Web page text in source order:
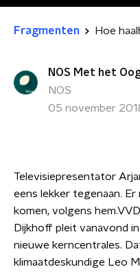
Fragmenten
NOS Met het
NOS
05 november
Televisiepresentator
eens lekker tegenaan.
komen, volgens
Dijkhoff pleit vanavond
nieuwe kerncentrales.
klimaatdeskundige Leo